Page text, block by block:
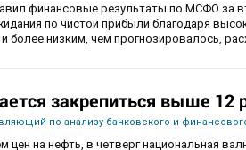
финансовые результаты по МСФО за
по чистой прибыли благодаря
более низким, чем прогнозировалось,
закрепиться выше 12
по анализу банковского и
цен на нефть, в четверг национальная